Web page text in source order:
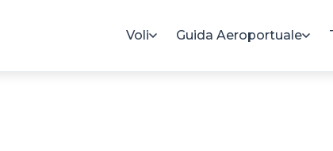
Voli Guida Aeroportuale